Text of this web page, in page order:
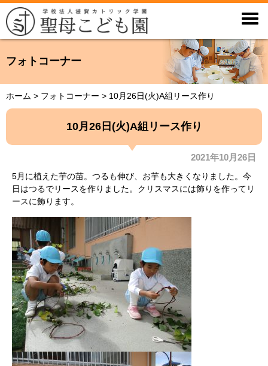

フォトコーナー
ホーム > フォトコーナー > 10月26日(火)A組リース作り
10月26日(火)A組リース作り
2021年10月26日
5月に植えた芋の苗。つるも伸び、お芋も大きくなりました。今
日はつるでリースを作りました。クリスマスには飾りを作ってリ
ースに飾ります。